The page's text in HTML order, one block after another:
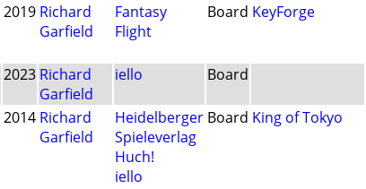
2019 Richard
Garfield
Fantasy
Flight
Board KeyForge
2023 Richard
Garfield
iello Board
2014 Richard
Garfield
Heidelberger
Spieleverlag
Huch!
iello
Board King of Tokyo